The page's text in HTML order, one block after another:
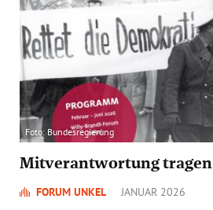
Foto: Bundesregierung
Mitverantwortung tragen
FORUM UNKEL JANUAR 2026